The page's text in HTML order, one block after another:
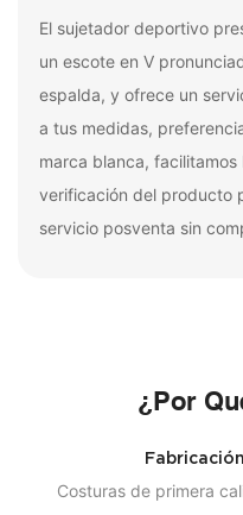
El sujetador deportivo
un escote en V
espalda, y ofrece un
a tus medidas,
marca blanca,
verificación del producto
servicio posventa sin
¿Por
Costuras de primera